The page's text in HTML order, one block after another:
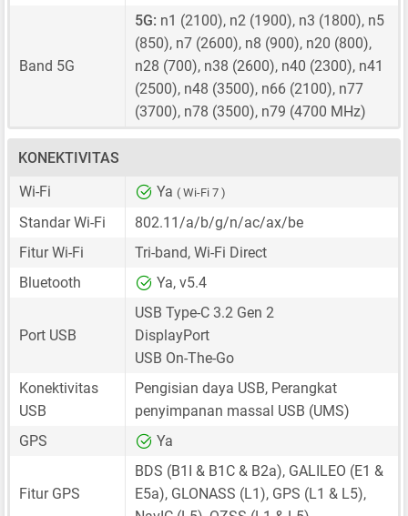
Band 5G
5G: n1 (2100), n2 (1900), n3 (1800), n5
(850), n7 (2600), n8 (900), n20 (800),
n28 (700), n38 (2600), n40 (2300), n41
(2500), n48 (3500), n66 (2100), n77
(3700), n78 (3500), n79 (4700 MHz)
KONEKTIVITAS
Wi-Fi
Ya ( Wi-Fi 7 )
Standar Wi-Fi
802.11/a/b/g/n/ac/ax/be
Fitur Wi-Fi
Tri-band, Wi-Fi Direct
Bluetooth
Ya, v5.4
Port USB
USB Type-C 3.2 Gen 2
DisplayPort
USB On-The-Go
Konektivitas
USB
Pengisian daya USB, Perangkat
penyimpanan massal USB (UMS)
GPS
Ya
Fitur GPS
BDS (B1I & B1C & B2a), GALILEO (E1 &
E5a), GLONASS (L1), GPS (L1 & L5),